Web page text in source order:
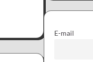
E-mail